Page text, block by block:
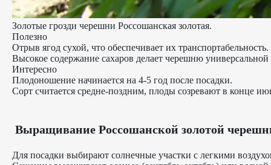
Золотые грозди черешни Россошанская золотая.
Полезно
Отрыв ягод сухой, что обеспечивает их транспортабельность.
Высокое содержание сахаров делает черешню
Интересно
Плодоношение начинается на 4-5 год после посадки.
Сорт считается средне-поздним, плоды созревают в конце
Выращивание Россошанской золотой
Для посадки выбирают солнечные участки с легкими